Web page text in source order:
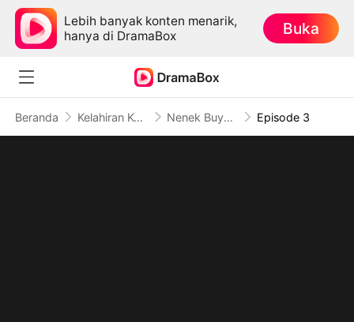
Lebih banyak konten menarik,
hanya di DramaBox
Buka
Beranda Kelahiran Kembali Nenek Buyutku Usia 18 Tahun Episode 3